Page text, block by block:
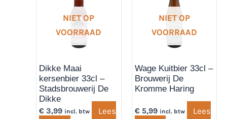
NIET OP
VOORRAAD
Dikke Maai
kersenbier 33cl –
Stadsbrouwerij De
Dikke
€ 3,99 incl. btw
Lees
NIET OP
VOORRAAD
Wage Kuitbier 33cl –
Brouwerij De
Kromme Haring
€5,99 incl. btw
Lees